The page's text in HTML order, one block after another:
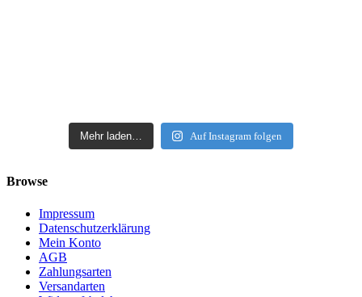
Mehr laden… Auf Instagram folgen
Browse
Impressum
Datenschutzerklärung
Mein Konto
AGB
Zahlungsarten
Versandarten